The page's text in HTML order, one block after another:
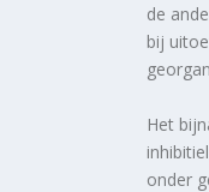
de
bij
Het
onder